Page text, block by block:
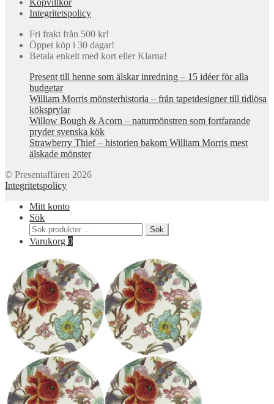
Köpvillkor
Integritetspolicy
Fri frakt från 500 kr!
Öppet köp i 30 dagar!
Betala enkelt med kort eller Klarna!
Present till henne som älskar inredning – 15 idéer för alla
budgetar
William Morris mönsterhistoria – från tapetdesigner till tidlösa
köksprylar
Willow Bough & Acorn – naturmönstren som fortfarande
pryder svenska kök
Strawberry Thief – historien bakom William Morris mest
älskade mönster
© Presentaffären 2026
Integritetspolicy
Mitt konto
Sök
Sök
efter:
Sök
Varukorg 0